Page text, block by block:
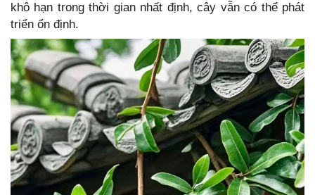
khô hạn trong thời gian nhất định, cây vẫn có thể phát
triển ổn định.